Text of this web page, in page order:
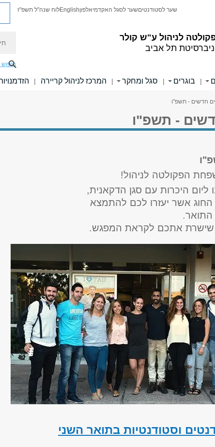
לניהול ע"ש קולר
תל אביב
שער לסטודנטיםשער לסגל האקדמיאלפוןEnglishלוח שנה"ל תשפ"ז
| בוגרים | סגל ומחקר | המרכז לניהול קריירה |
חדשים - תשפ"ו
- תשפ"ו
הפקולטה לניהול!
ליום היכרות עם סגן הדקאנית,
החוג אשר יעזרו לכם להתמצא
שישרת אתכם לקראת המפגש.
וסטודנטיות בתואר השני